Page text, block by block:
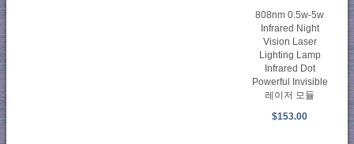
808nm 0.5w-5w
Infrared Night
Vision Laser
Lighting Lamp
Infrared Dot
Powerful Invisible
레이저 모듈
$153.00